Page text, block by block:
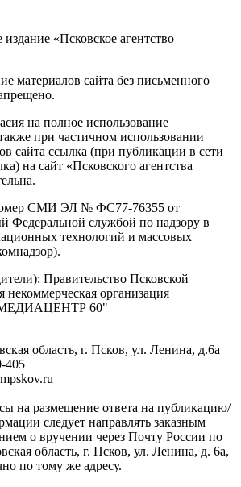
«Псковское агентство
материалов сайта без письменного
на полное использование
при частичном использовании
сайта ссылка (при публикации в сети
на сайт «Псковского агентства
СМИ ЭЛ № ФС77-76355 от
Федеральной службой по надзору в
технологий и массовых
Правительство Псковской
некоммерческая организация
"МЕДИАЦЕНТР 60"
область, г. Псков, ул. Ленина, д.6а
405
на размещение ответа на публикацию/
следует направлять заказным
о вручении через Почту России по
область, г. Псков, ул. Ленина, д. 6а,
по тому же адресу.